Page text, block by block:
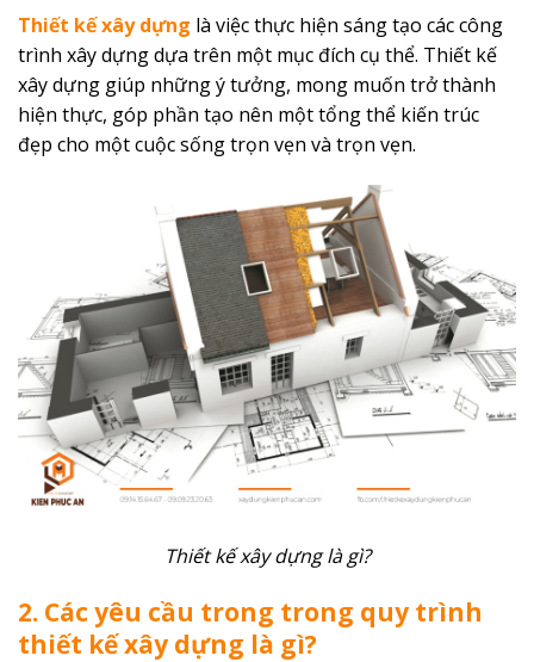
Thiết kế xây dựng là việc thực hiện sáng tạo các công
trình xây dựng dựa trên một mục đích cụ thể. Thiết kế
xây dựng giúp những ý tưởng, mong muốn trở thành
hiện thực, góp phần tạo nên một tổng thể kiến ​​trúc
đẹp cho một cuộc sống trọn vẹn và trọn vẹn.
Thiết kế xây dựng là gì?
2. Các yêu cầu trong trong quy trình
thiết kế xây dựng là gì?